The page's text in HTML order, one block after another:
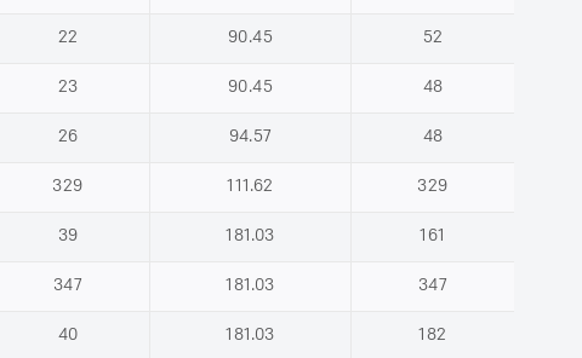
22 90.45 52
23 90.45 48
26 94.57 48
329 111.62 329
39 181.03 161
347 181.03 347
40 181.03 182